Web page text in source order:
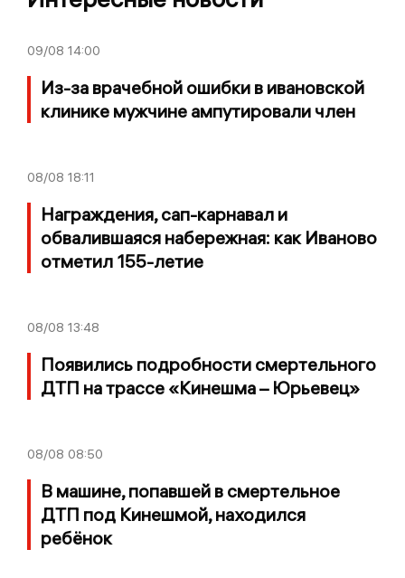
09/08 14:00
Из-за врачебной ошибки в ивановской
клинике мужчине ампутировали член
08/08 18:11
Награждения, сап-карнавал и
обвалившаяся набережная: как Иваново
отметил 155-летие
08/08 13:48
Появились подробности смертельного
ДТП на трассе «Кинешма – Юрьевец»
08/08 08:50
В машине, попавшей в смертельное
ДТП под Кинешмой, находился
ребёнок